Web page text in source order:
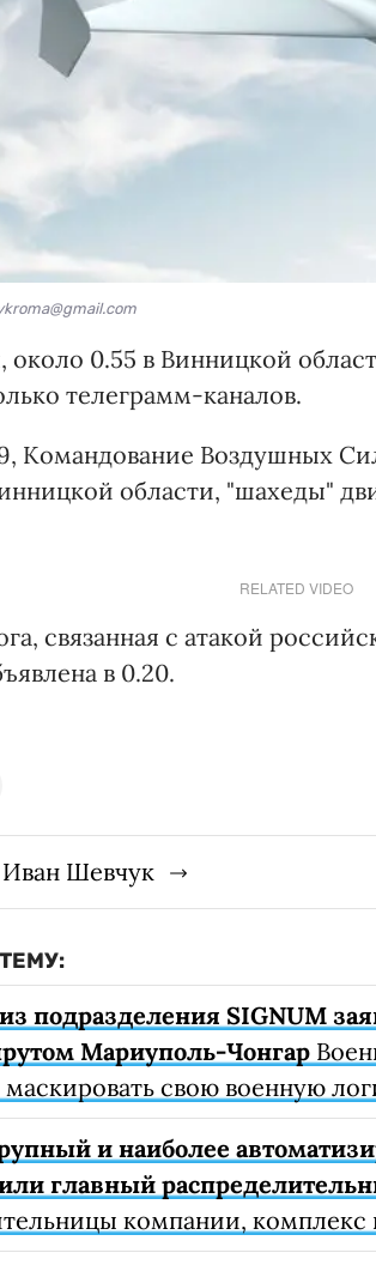
около 0.55 в Винницкой
телеграмм-каналов.
Командование Воздушных
области, "шахеды"
RELATED VIDEO
связанная с атакой
в 0.20.
Шевчук
подразделения SIGNUM
Мариуполь-Чонгар
свою военную
и наиболее
главный
компании,